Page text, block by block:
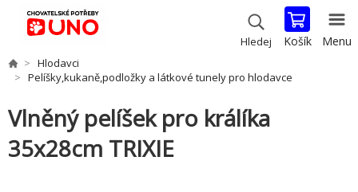
Hledej Košík Menu
Hlodavci
Pelíšky,kukaně,podložky a látkové tunely pro hlodavce
Vlněný pelíšek pro králíka
35x28cm TRIXIE